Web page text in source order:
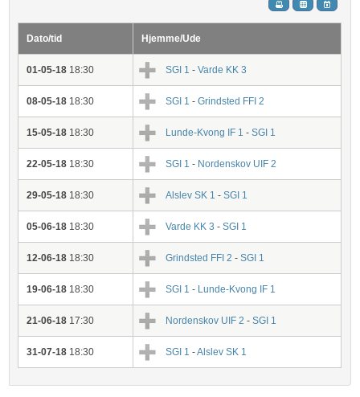
Dato/tid Hjemme/Ude
01-05-18 18:30 SGI 1-Varde KK 3
08-05-18 18:30 SGI 1-Grindsted FFI 2
15-05-18 18:30 Lunde-Kvong IF 1-SGI 1
22-05-18 18:30 SGI 1- Nordenskov UIF 2
29-05-18 18:30 Alslev SK 1-SGI 1
05-06-18 18:30 Varde KK 3-SGI 1
12-06-18 18:30 Grindsted FFI 2-SGI 1
19-06-18 18:30 SGI 1- Lunde-Kvong IF 1
21-06-18 17:30 Nordenskov UIF 2-SGI 1
31-07-18 18:30 SGI 1-Alslev SK 1